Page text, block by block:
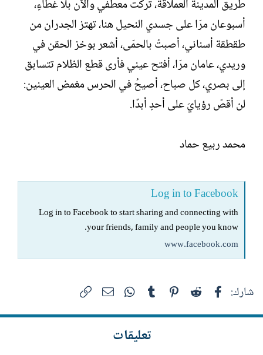
طريق المدينة العملاقة، تركت معطفي والآن بلا غطاءٍ،
أسبوعان مرّا على جسدي النحيل هنا، تهتز الجدران من
طقطقة أسناني، أصبتُ بالحمّى، أشعر بوخز الحقن في
وريدي، عامان مرّا، أفتح عيني فأرى قطع الظلام تتسابق
إلى بصري، كل صباح، أصيحُ في الحرس مغمض العينين:
لن أقصّ رؤيايَ على أحدٍ أبدًا.
محمد ربيع حماد
Log in to Facebook
Log in to Facebook to start sharing and connecting with
your friends, family and people you know.
www.facebook.com
شارك: فيسبوك Reddit
Pinterest
Tumblr
WhatsAppالبريد الإلكتروني
تعليقات